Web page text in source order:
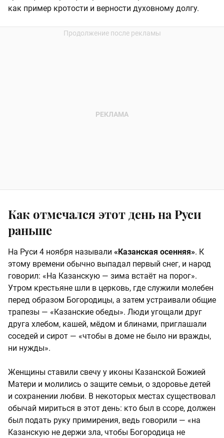
как пример кротости и верности духовному долгу.
Как отмечался этот день на Руси
раньше
На Руси 4 ноября называли «Казанская осенняя». К
этому времени обычно выпадал первый снег, и народ
говорил: «На Казанскую — зима встаёт на порог».
Утром крестьяне шли в церковь, где служили молебен
перед образом Богородицы, а затем устраивали общие
трапезы — «Казанские обеды». Люди угощали друг
друга хлебом, кашей, мёдом и блинами, приглашали
соседей и сирот — «чтобы в доме не было ни вражды,
ни нужды».
Женщины ставили свечу у иконы Казанской Божией
Матери и молились о защите семьи, о здоровье детей
и сохранении любви. В некоторых местах существовал
обычай мириться в этот день: кто был в ссоре, должен
был подать руку примирения, ведь говорили — «на
Казанскую не держи зла, чтобы Богородица не